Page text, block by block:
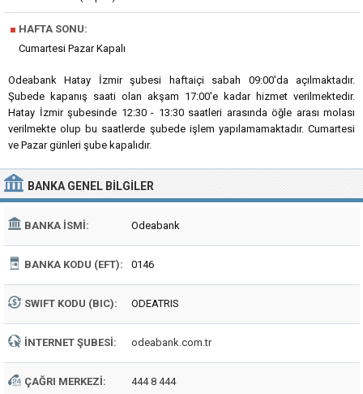
■ HAFTA SONU:
Cumartesi Pazar Kapalı
Odeabank Hatay İzmir şubesi haftaiçi sabah 09:00'da açılmaktadır.
Şubede kapanış saati olan akşam 17:00'e kadar hizmet verilmektedir.
Hatay İzmir şubesinde 12:30 - 13:30 saatleri arasında öğle arası molası
verilmekte olup bu saatlerde şubede işlem yapılamamaktadır. Cumartesi
ve Pazar günleri şube kapalıdır.
BANKA GENEL BILGILER
BANKA İSMI: Odeabank
BANKA KODU (EFT): 0146
SWIFT KODU (BIC): ODEATRIS
İNTERNET ŞUBESI: odeabank.com.tr
ÇAĞRI MERKEZI: 444 8 444